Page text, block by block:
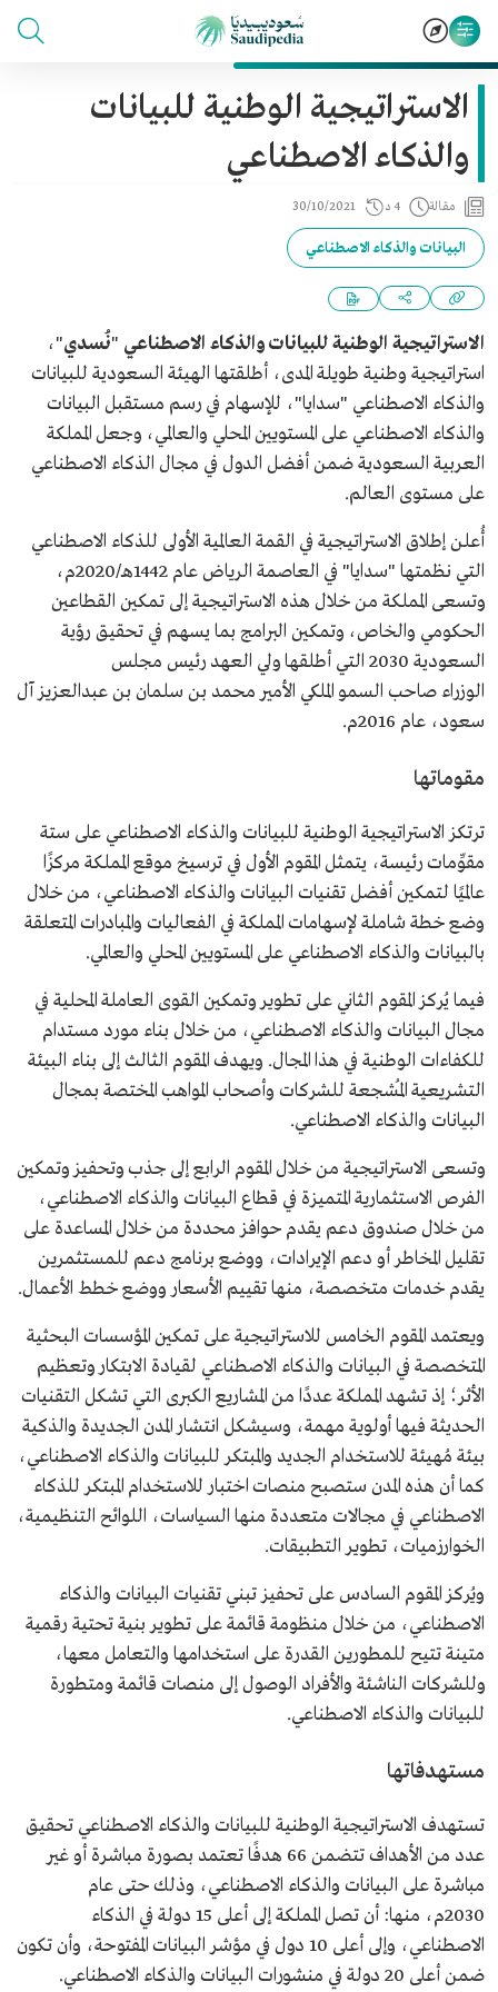
الاستراتيجية الوطنية للبيانات
والذكاء الاصطناعي
مقالة 4 د 30/10/2021
البيانات والذكاء الاصطناعي
الاستراتيجية الوطنية للبيانات والذكاء الاصطناعي "نُسدي"،
استراتيجية وطنية طويلة المدى، أطلقتها الهيئة السعودية للبيانات
والذكاء الاصطناعي "سدايا"، للإسهام في رسم مستقبل البيانات
والذكاء الاصطناعي على المستويين المحلي والعالمي، وجعل المملكة
العربية السعودية ضمن أفضل الدول في مجال الذكاء الاصطناعي
على مستوى العالم.
أُعلن إطلاق الاستراتيجية في القمة العالمية الأولى للذكاء الاصطناعي
التي نظمتها "سدايا" في العاصمة الرياض عام 1442هـ/2020م،
وتسعى المملكة من خلال هذه الاستراتيجية إلى تمكين القطاعين
الحكومي والخاص، وتمكين البرامج بما يسهم في تحقيق رؤية
السعودية 2030 التي أطلقها ولي العهد رئيس مجلس
الوزراء صاحب السمو الملكي الأمير محمد بن سلمان بن عبدالعزيز آل
سعود، عام 2016م.
مقوماتها
ترتكز الاستراتيجية الوطنية للبيانات والذكاء الاصطناعي على ستة
مقوِّمات رئيسة، يتمثل المقوم الأول في ترسيخ موقع المملكة مركزًا
عالميًا لتمكين أفضل تقنيات البيانات والذكاء الاصطناعي، من خلال
وضع خطة شاملة لإسهامات المملكة في الفعاليات والمبادرات المتعلقة
بالبيانات والذكاء الاصطناعي على المستويين المحلي والعالمي.
فيما يُركز المقوم الثاني على تطوير وتمكين القوى العاملة المحلية في
مجال البيانات والذكاء الاصطناعي، من خلال بناء مورد مستدام
للكفاءات الوطنية في هذا المجال. ويهدف المقوم الثالث إلى بناء البيئة
التشريعية المُشجعة للشركات وأصحاب المواهب المختصة بمجال
البيانات والذكاء الاصطناعي.
وتسعى الاستراتيجية من خلال المقوم الرابع إلى جذب وتحفيز وتمكين
الفرص الاستثمارية المتميزة في قطاع البيانات والذكاء الاصطناعي،
من خلال صندوق دعم يقدم حوافز محددة من خلال المساعدة على
تقليل المخاطر أو دعم الإيرادات، ووضع برنامج دعم للمستثمرين
يقدم خدمات متخصصة، منها تقييم الأسعار ووضع خطط الأعمال.
ويعتمد المقوم الخامس للاستراتيجية على تمكين المؤسسات البحثية
المتخصصة في البيانات والذكاء الاصطناعي لقيادة الابتكار وتعظيم
الأثر؛ إذ تشهد المملكة عددًا من المشاريع الكبرى التي تشكل التقنيات
الحديثة فيها أولوية مهمة، وسيشكل انتشار المدن الجديدة والذكية
بيئة مُهيئة للاستخدام الجديد والمبتكر للبيانات والذكاء الاصطناعي،
كما أن هذه المدن ستصبح منصات اختبار للاستخدام المبتكر للذكاء
الاصطناعي في مجالات متعددة منها السياسات، اللوائح التنظيمية،
الخوارزميات، تطوير التطبيقات.
ويُركز المقوم السادس على تحفيز تبني تقنيات البيانات والذكاء
الاصطناعي، من خلال منظومة قائمة على تطوير بنية تحتية رقمية
متينة تتيح للمطورين القدرة على استخدامها والتعامل معها،
وللشركات الناشئة والأفراد الوصول إلى منصات قائمة ومتطورة
للبيانات والذكاء الاصطناعي.
مستهدفاتها
تستهدف الاستراتيجية الوطنية للبيانات والذكاء الاصطناعي تحقيق
عدد من الأهداف تتضمن 66 هدفًا تعتمد بصورة مباشرة أو غير
مباشرة على البيانات والذكاء الاصطناعي، وذلك حتى عام
2030م، منها: أن تصل المملكة إلى أعلى 15 دولة في الذكاء
الاصطناعي، وإلى أعلى 10 دول في مؤشر البيانات المفتوحة، وأن تكون
ضمن أعلى 20 دولة في منشورات البيانات والذكاء الاصطناعي.